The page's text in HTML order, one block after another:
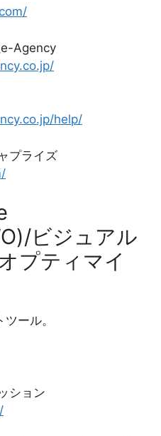
e-Agency
help/
プライズ
ビジュアル
プティマイ
ール。
ション